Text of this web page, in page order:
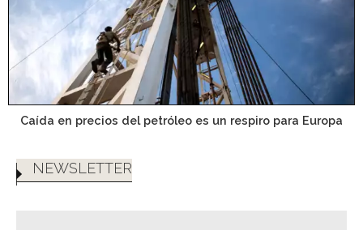
Caída en precios del petróleo es un respiro para Europa
NEWSLETTER